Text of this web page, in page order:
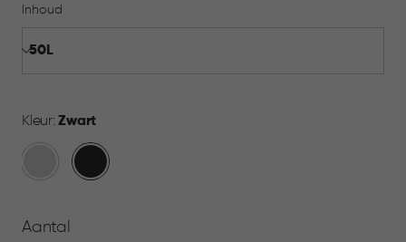
Inhoud
Kleur:Zwart
Zwart
Aantal